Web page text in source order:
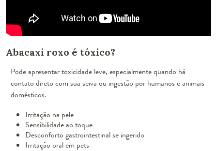
Abacaxi roxo é tóxico?
Pode apresentar toxicidade leve, especialmente quando há
contato direto com sua seiva ou ingestão por humanos e animais
domésticos.
Irritação na pele
Sensibilidade ao toque
Desconforto gastrointestinal se ingerido
Irritação oral em pets